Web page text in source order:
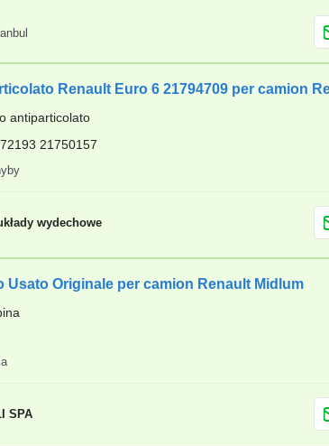
Renault Euro 6 21794709 per camion
antiparticolato
21750157
wydechowe
Usato Originale per camion Renault Midlum
SPA